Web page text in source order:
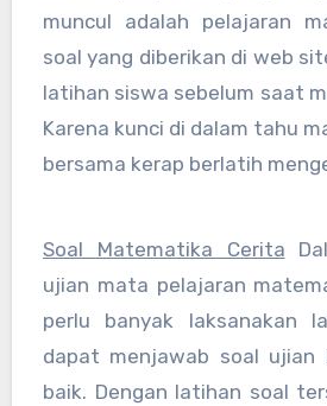
muncul adalah pelajaran
soal yang diberikan di web
latihan siswa sebelum saat
Karena kunci di dalam tahu
bersama kerap berlatih
Soal Matematika Cerita
ujian mata pelajaran
perlu banyak laksanakan
dapat menjawab soal ujian
baik. Dengan latihan soal